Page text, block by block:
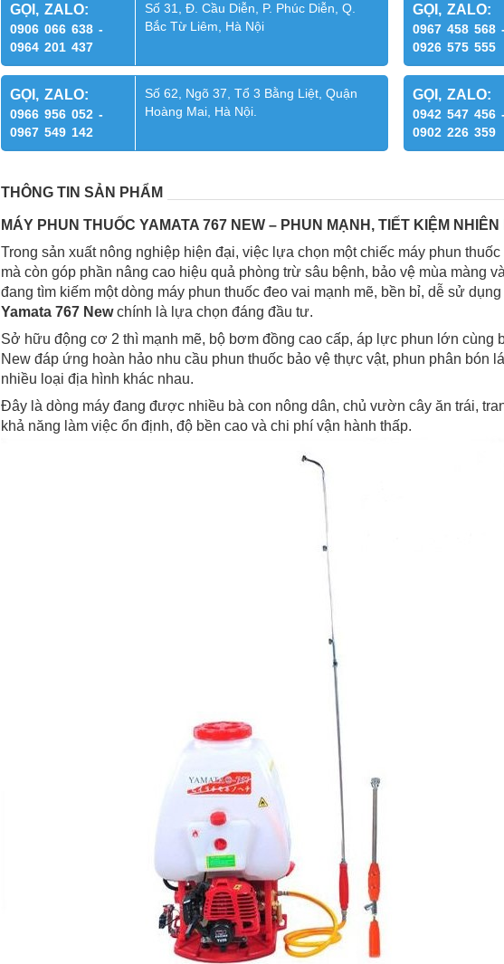
GỌI, ZALO:
0906 066 638 -
0964 201 437
Số 31, Đ. Cầu Diễn, P. Phúc Diễn, Q.
Bắc Từ Liêm, Hà Nội
GỌI, ZALO:
0967 458 568 -
0926 575 555
GỌI, ZALO:
0966 956 052 -
0967 549 142
Số 62, Ngõ 37, Tổ 3 Bằng Liệt, Quận
Hoàng Mai, Hà Nội.
GỌI, ZALO:
0942 547 456 -
0902 226 359
THÔNG TIN SẢN PHẨM
MÁY PHUN THUỐC YAMATA 767 NEW – PHUN MẠNH, TIẾT KIỆM
Trong sản xuất nông nghiệp hiện đại, việc lựa chọn một chiếc máy phun
mà còn góp phần nâng cao hiệu quả phòng trừ sâu bệnh, bảo vệ mùa màng
đang tìm kiếm một dòng máy phun thuốc đeo vai mạnh mẽ, bền bỉ, dễ sử
Yamata 767 Newchính là lựa chọn đáng đầu tư.
Sở hữu động cơ 2 thì mạnh mẽ, bộ bơm đồng cao cấp, áp lực phun lớn cùng
New đáp ứng hoàn hảo nhu cầu phun thuốc bảo vệ thực vật, phun phân bón
nhiều loại địa hình khác nhau.
Đây là dòng máy đang được nhiều bà con nông dân, chủ vườn cây ăn trái,
khả năng làm việc ổn định, độ bền cao và chi phí vận hành thấp.